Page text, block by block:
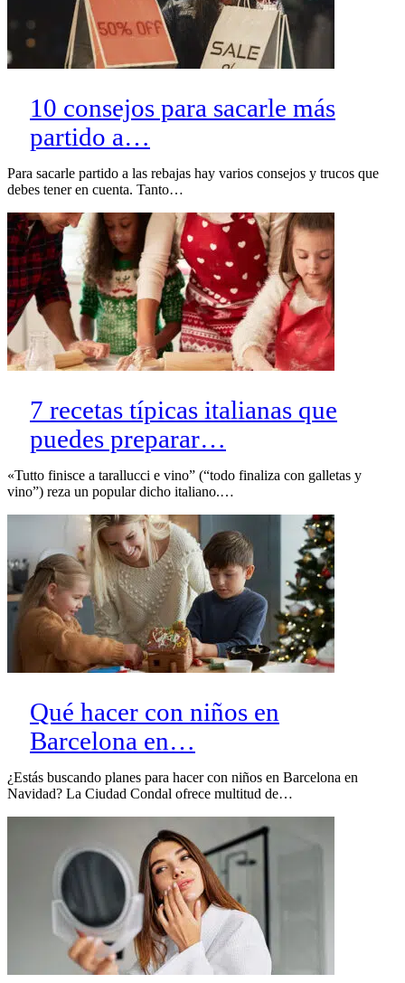
10 consejos para sacarle más
partido a…
Para sacarle partido a las rebajas hay varios consejos y trucos que
debes tener en cuenta. Tanto…
7 recetas típicas italianas que
puedes preparar…
«Tutto finisce a tarallucci e vino” (“todo finaliza con galletas y
vino”) reza un popular dicho italiano.…
Qué hacer con niños en
Barcelona en…
¿Estás buscando planes para hacer con niños en Barcelona en
Navidad? La Ciudad Condal ofrece multitud de…